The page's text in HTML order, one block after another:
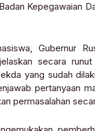
Kepegawaian
Gubernur
secara
yang sudah
pertanyaan
permasalahan